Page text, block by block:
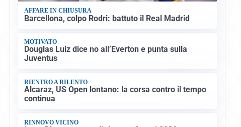
AFFARE IN CHIUSURA
Barcellona, colpo Rodri: battuto il Real Madrid
MOTIVATO
Douglas Luiz dice no all’Everton e punta sulla
Juventus
RIENTRO A RILENTO
Alcaraz, US Open lontano: la corsa contro il tempo
continua
RINNOVO VICINO